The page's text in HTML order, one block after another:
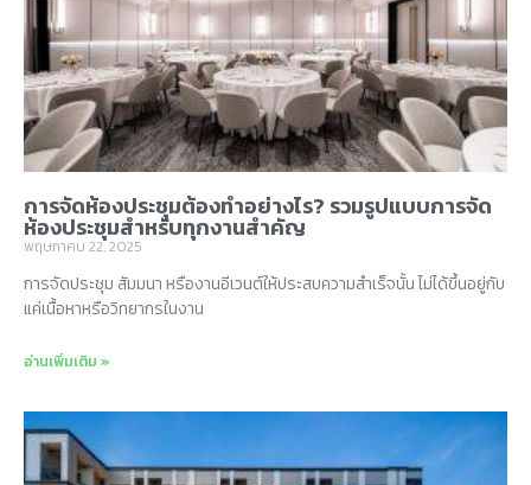
การจัดห้องประชุมต้องทำอย่างไร? รวมรูปแบบการจัด
ห้องประชุมสำหรับทุกงานสำคัญ
พฤษภาคม 22, 2025
การจัดประชุม สัมมนา หรืองานอีเวนต์ให้ประสบความสำเร็จนั้น ไม่ได้ขึ้นอยู่กับ
แค่เนื้อหาหรือวิทยากรในงาน
อ่านเพิ่มเติม »